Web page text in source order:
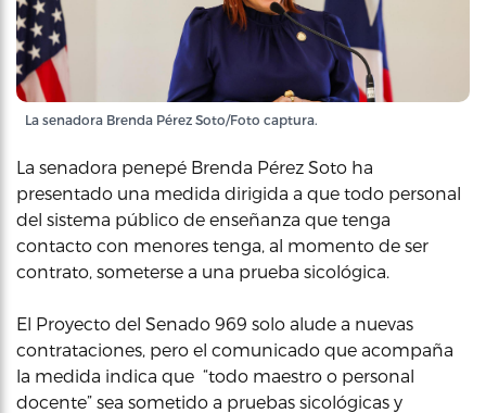
La senadora Brenda Pérez Soto/Foto captura.
La senadora penepé Brenda Pérez Soto ha
presentado una medida dirigida a que todo personal
del sistema público de enseñanza que tenga
contacto con menores tenga, al momento de ser
contrato, someterse a una prueba sicológica.
El Proyecto del Senado 969 solo alude a nuevas
contrataciones, pero el comunicado que acompaña
la medida indica que “todo maestro o personal
docente” sea sometido a pruebas sicológicas y